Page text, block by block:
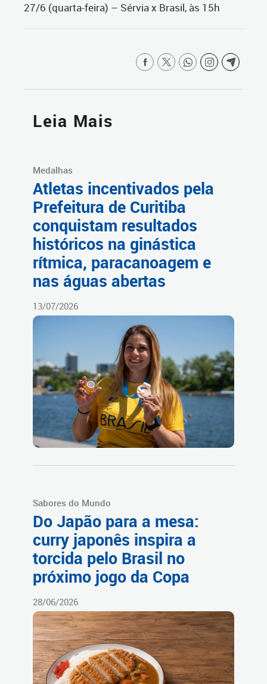
27/6 (quarta-feira) – Sérvia x Brasil, às 15h
Leia Mais
Medalhas
Atletas incentivados pela
Prefeitura de Curitiba
conquistam resultados
históricos na ginástica
rítmica, paracanoagem e
nas águas abertas
13/07/2026
Sabores do Mundo
Do Japão para a mesa:
curry japonês inspira a
torcida pelo Brasil no
próximo jogo da Copa
28/06/2026